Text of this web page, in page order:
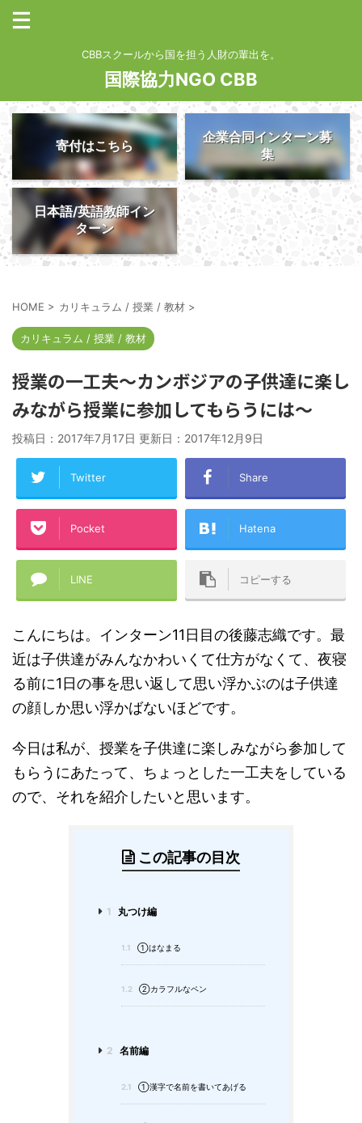
CBBスクールから国を担う人財の輩出を。
国際協力NGO CBB
寄付はこちら
企業合同インターン募
集
日本語/英語教師イン
ターン
HOME > カリキュラム / 授業 / 教材 >
カリキュラム / 授業 / 教材
授業の一工夫〜カンボジアの子供達に楽し
みながら授業に参加してもらうには〜
投稿日：2017年7月17日 更新日： 2017年12月9日
Twitter Share
Pocket Hatena
LINE コピーする
こんにちは。インターン11日目の後藤志織です。最
近は子供達がみんなかわいくて仕方がなくて、夜寝
る前に1日の事を思い返して思い浮かぶのは子供達
の顔しか思い浮かばないほどです。
今日は私が、授業を子供達に楽しみながら参加して
もらうにあたって、ちょっとした一工夫をしている
ので、それを紹介したいと思います。
この記事の目次
1 丸つけ編
1.1 ①はなまる
1.2 ②カラフルなペン
2 名前編
2.1 ①漢字で名前を書いてあげる